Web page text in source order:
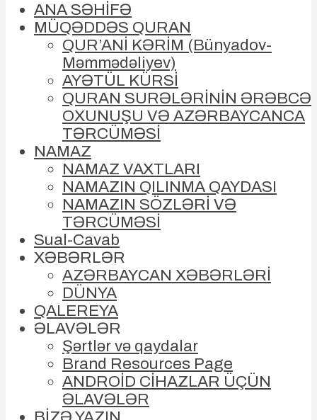
ANA SƏHİFƏ
MÜQƏDDƏS QURAN
QUR’ANİ KƏRİM (Bünyadov-
Məmmədəliyev)
AYƏTÜL KÜRSİ
QURAN SURƏLƏRİNİN ƏRƏBCƏ
OXUNUŞU VƏ AZƏRBAYCANCA
TƏRCÜMƏSİ
NAMAZ
NAMAZ VAXTLARI
NAMAZIN QILINMA QAYDASI
NAMAZIN SÖZLƏRİ VƏ
TƏRCÜMƏSİ
Sual-Cavab
XƏBƏRLƏR
AZƏRBAYCAN XƏBƏRLƏRİ
DÜNYA
QALEREYA
ƏLAVƏLƏR
Şərtlər və qaydalar
Brand Resources Page
ANDROİD CİHAZLAR ÜÇÜN
ƏLAVƏLƏR